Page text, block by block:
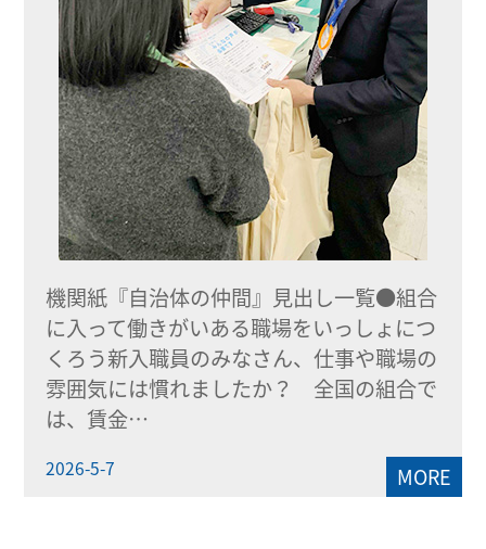
機関紙『自治体の仲間』見出し一覧●組合
に入って働きがいある職場をいっしょにつ
くろう新入職員のみなさん、仕事や職場の
雰囲気には慣れましたか？ 全国の組合で
は、賃金…
2026-5-7 MORE